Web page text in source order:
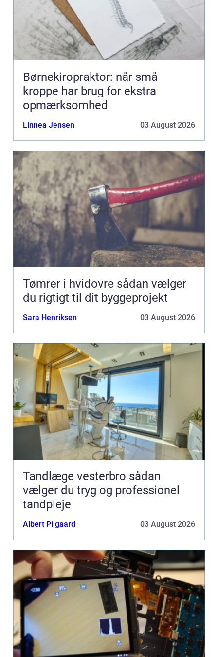
Børnekiropraktor: når små
kroppe har brug for ekstra
opmærksomhed
Linnea Jensen 03 August 2026
Tømrer i hvidovre sådan vælger
du rigtigt til dit byggeprojekt
Sara Henriksen 03 August 2026
Tandlæge vesterbro sådan
vælger du tryg og professionel
tandpleje
Albert Pilgaard 03 August 2026